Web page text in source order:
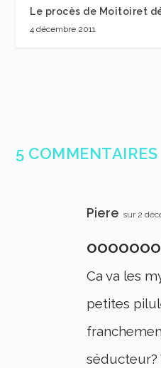
Le procès de Moitoiret
4 décembre 2011
5 COMMENTAIRES
Piere sur 2
Ca va les
petites
séducteur?